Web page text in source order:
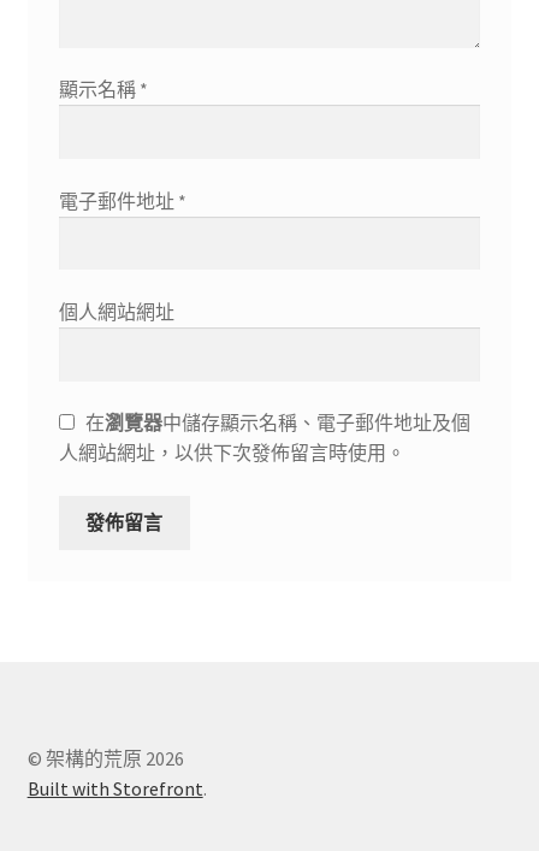
顯示名稱 *
電子郵件地址 *
個人網站網址
在瀏覽器中儲存顯示名稱、電子郵件地址及個
人網站網址，以供下次發佈留言時使用。
© 架構的荒原 2026
Built with Storefront.